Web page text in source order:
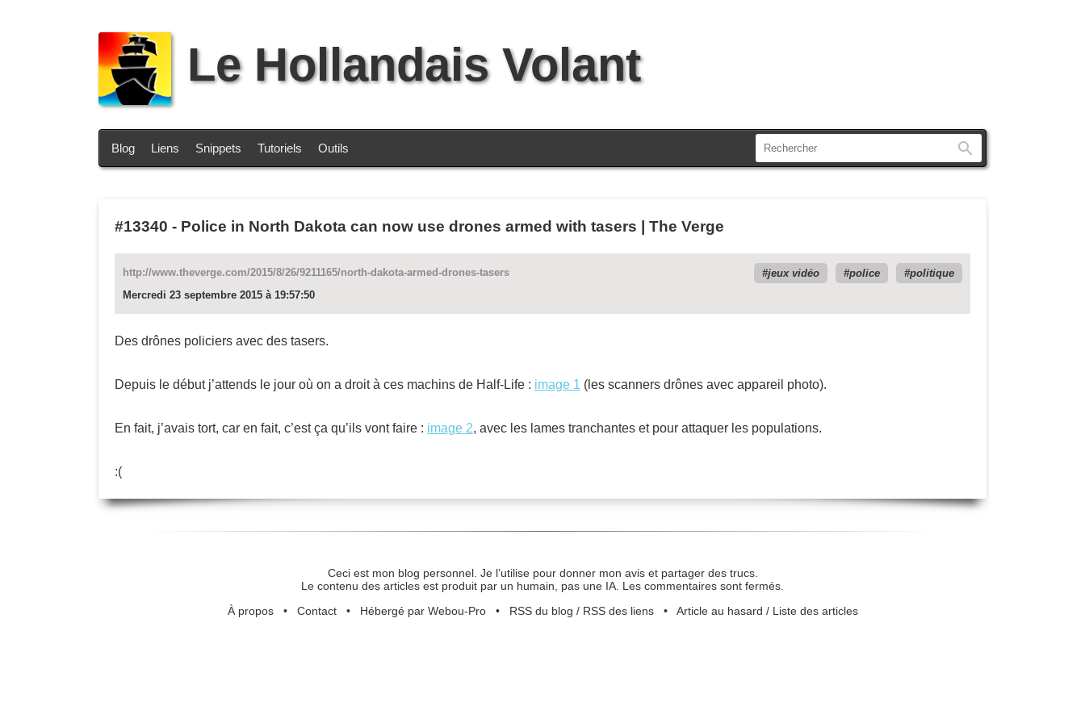
Le Hollandais Volant
Blog Liens Snippets Tutoriels Outils
#13340 - Police in North Dakota can now use drones armed with tasers | The Verge
http://www.theverge.com/2015/8/26/9211165/north-dakota-armed-drones-tasers jeux vidéo police
politique
Mercredi 23 septembre 2015 à 19:57:50
Des drônes policiers avec des tasers.
Depuis le début j’attends le jour où on a droit à ces machins de Half-Life : image 1 (les scanners drônes avec appareil photo).
En fait, j’avais tort, car en fait, c’est ça qu’ils vont faire : image 2, avec les lames tranchantes et pour attaquer les populations.
:(
Ceci est mon blog personnel. Je l’utilise pour donner mon avis et partager des trucs.
Le contenu des articles est produit par un humain, pas une IA. Les commentaires sont fermés.
À propos• Contact• Hébergé par Webou-Pro• RSS du blog / RSS des liens• Article au hasard / Liste des articles